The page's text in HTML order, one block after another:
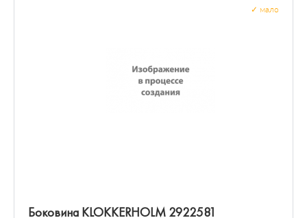
Боковина KLOKKERHOLM 2922581
мало